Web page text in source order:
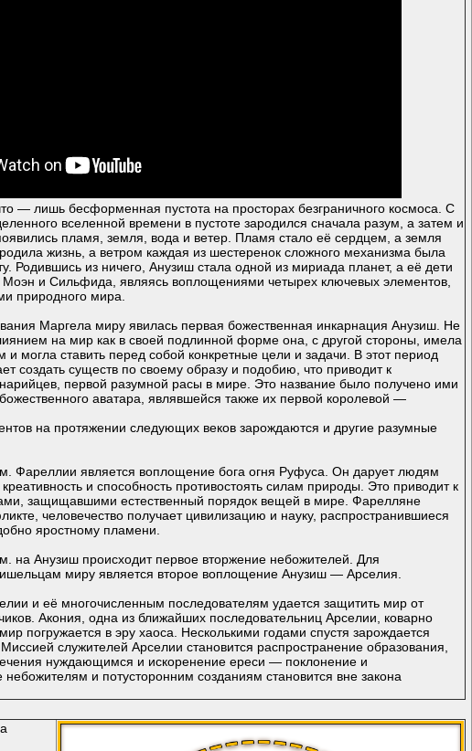
— лишь бесформенная пустота на просторах безграничного космоса. С
вселенной времени в пустоте зародился сначала разум, а затем и
пламя, земля, вода и ветер. Пламя стало её сердцем, а земля
жизнь, а ветром каждая из шестеренок сложного механизма была
Родившись из ничего, Анузиш стала одной из мириада планет, а её дети
и Сильфида, являясь воплощениями четырех ключевых элементов,
природного мира.
Маргела миру явилась первая божественная инкарнация Анузиш. Не
на мир как в своей подлинной форме она, с другой стороны, имела
и могла ставить перед собой конкретные цели и задачи. В этот период
создать существ по своему образу и подобию, что приводит к
первой разумной расы в мире. Это название было получено ими
аватара, являвшейся также их первой королевой —
на протяжении следующих веков зарождаются и другие разумные
Фареллии является воплощение бога огня Руфуса. Он дарует людям
и способность противостоять силам природы. Это приводит к
защищавшими естественный порядок вещей в мире. Фарелляне
человечество получает цивилизацию и науку, распространившиеся
яростному пламени.
на Анузиш происходит первое вторжение небожителей. Для
миру является второе воплощение Анузиш — Арселия.
и её многочисленным последователям удается защитить мир от
Акония, одна из ближайших последовательниц Арселии, коварно
погружается в эру хаоса. Несколькими годами спустя зарождается
служителей Арселии становится распространение образования,
нуждающимся и искоренение ереси — поклонение и
небожителям и потусторонним созданиям становится вне закона